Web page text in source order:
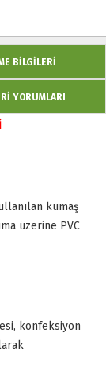
BİLGİLERİ
YORUMLARI
kumaş
üzerine PVC
konfeksiyon